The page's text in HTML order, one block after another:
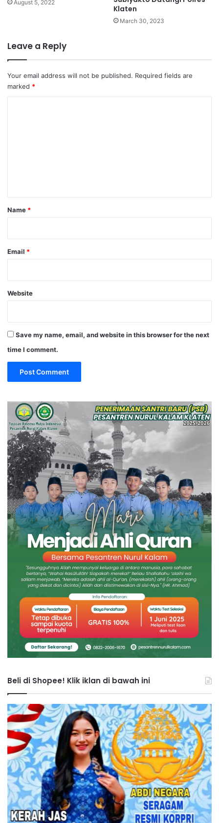
August 5, 2022
Klaten
March 30, 2023
Leave a Reply
Your email address will not be published. Required fields are
marked *
Name *
Email *
Website
Save my name, email, and website in this browser for the next
time I comment.
Beli di Shopee! Klik iklan di bawah ini